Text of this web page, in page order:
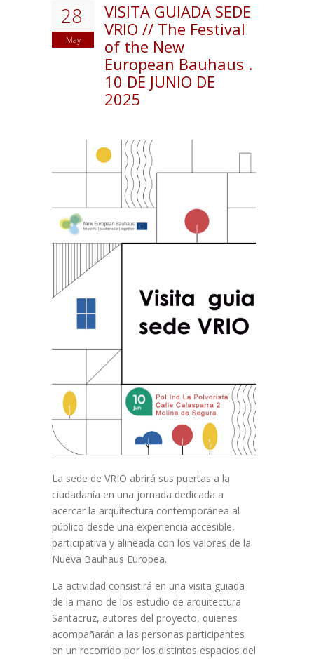
28
May
VISITA GUIADA SEDE
VRIO // The Festival
of the New
European Bauhaus .
10 DE JUNIO DE
2025
La sede de VRIO abrirá sus puertas a la
ciudadanía en una jornada dedicada a
acercar la arquitectura contemporánea al
público desde una experiencia accesible,
participativa y alineada con los valores de la
Nueva Bauhaus Europea.
La actividad consistirá en una visita guiada
de la mano de los estudio de arquitectura
Santacruz, autores del proyecto, quienes
acompañarán a las personas participantes
en un recorrido por los distintos espacios del